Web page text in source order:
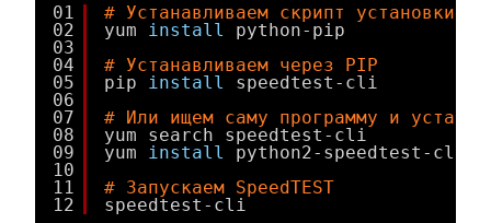
01
02
03
04
05
06
07
08
09
10
11
12
# Устанавливаем скрипт установки
yum
install
python-pip
# Устанавливаем через PIP
pip
install
speedtest-cli
# Или ищем саму программу и
yum search speedtest-cli
yum
install
python2-speedtest-
# Запускаем SpeedTEST
speedtest-cli